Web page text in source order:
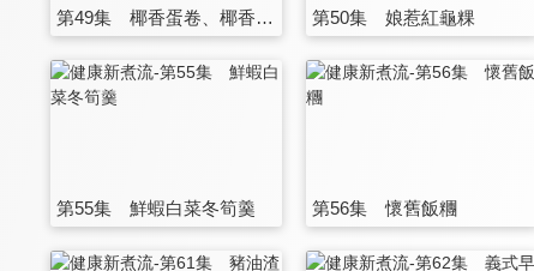
第49集 椰香蛋卷、椰香奶餅 第50集 娘惹紅龜粿
第55集 鮮蝦白菜冬筍羹 第56集 懷舊飯糰